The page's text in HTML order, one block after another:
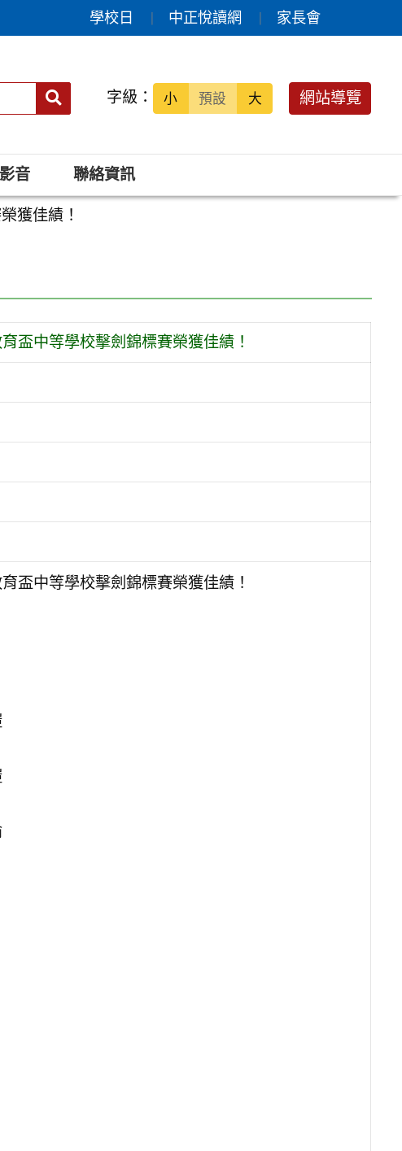
學校日 中正悅讀網 家長會
送出 字級： 小 預設 大 網站導覽
音 聯絡資訊
獲佳績！
盃中等學校擊劍錦標賽榮獲佳績！
盃中等學校擊劍錦標賽榮獲佳績！